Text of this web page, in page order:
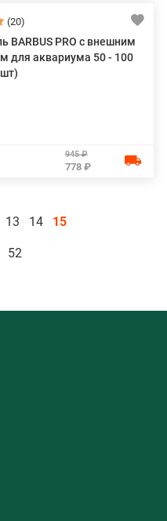
(20)
BARBUS PRO с внешним
для аквариума 50 - 100
945 ₽
778 ₽
13 14 15
52